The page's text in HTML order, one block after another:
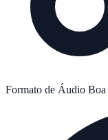
Formato de Áudio Boa